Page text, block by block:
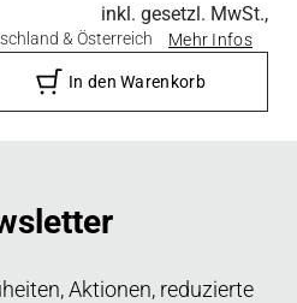
inkl. gesetzl. MwSt.,
& Österreich Mehr Infos
In den Warenkorb
Aktionen, reduzierte